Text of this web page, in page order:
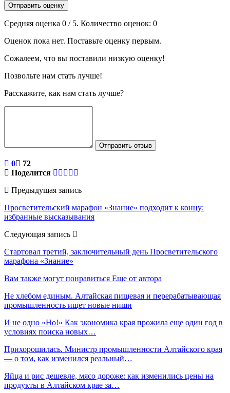
Отправить оценку
Средняя оценка 0 / 5. Количество оценок: 0
Оценок пока нет. Поставьте оценку первым.
Сожалеем, что вы поставили низкую оценку!
Позвольте нам стать лучше!
Расскажите, как нам стать лучше?
Отправить отзыв
0
72
Поделится
Предыдущая запись
Просветительский марафон «Знание» подходит к концу:
избранные высказывания
Следующая запись
Стартовал третий, заключительный день Просветительского
марафона «Знание»
Вам также могут понравиться Еще от автора
Не хлебом единым. Алтайская пищевая и перерабатывающая
промышленность ищет новые ниши
И не одно «Но!» Как экономика края прожила еще один год в
условиях поиска новых…
Прихорошилась. Министр промышленности Алтайского края
— о том, как изменился реальный…
Яйца и рис дешевле, мясо дороже: как изменились цены на
продукты в Алтайском крае за…